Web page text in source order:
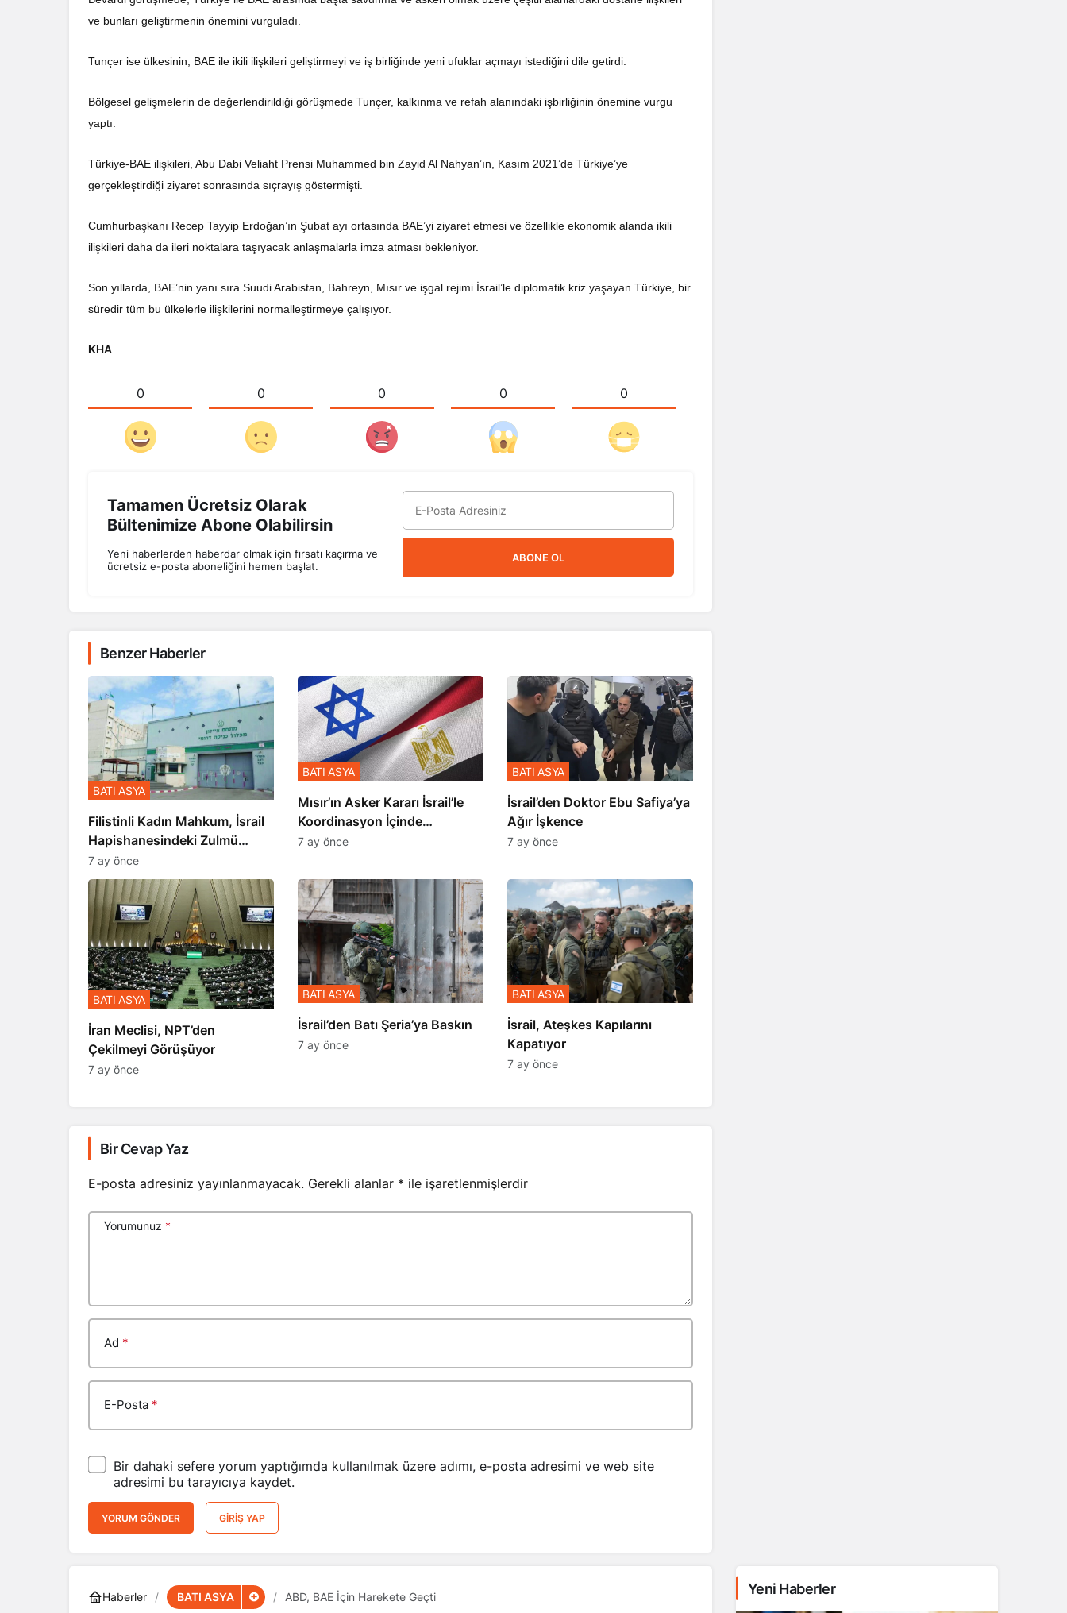
ve bunları geliştirmenin önemini vurguladı.
Tunçer ise ülkesinin, BAE ile ikili ilişkileri geliştirmeyi ve iş birliğinde yeni ufuklar açmayı istediğini dile getirdi.
Bölgesel gelişmelerin de değerlendirildiği görüşmede Tunçer, kalkınma ve refah alanındaki işbirliğinin önemine vurgu
yaptı.
Türkiye-BAE ilişkileri, Abu Dabi Veliaht Prensi Muhammed bin Zayid Al Nahyan’ın, Kasım 2021’de Türkiye’ye
gerçekleştirdiği ziyaret sonrasında sıçrayış göstermişti.
Cumhurbaşkanı Recep Tayyip Erdoğan’ın Şubat ayı ortasında BAE’yi ziyaret etmesi ve özellikle ekonomik alanda ikili
ilişkileri daha da ileri noktalara taşıyacak anlaşmalarla imza atması bekleniyor.
Son yıllarda, BAE’nin yanı sıra Suudi Arabistan, Bahreyn, Mısır ve işgal rejimi İsrail’le diplomatik kriz yaşayan Türkiye, bir
süredir tüm bu ülkelerle ilişkilerini normalleştirmeye çalışıyor.
KHA
0 0 0 0 0
Tamamen Ücretsiz Olarak
Bültenimize Abone Olabilirsin
Yeni haberlerden haberdar olmak için fırsatı kaçırma ve
ücretsiz e-posta aboneliğini hemen başlat.
ABONE OL
Benzer Haberler
Filistinli Kadın Mahkum, İsrail
Hapishanesindeki Zulmü
Anlattı
BATI ASYA
7 ay önce
Mısır’ın Asker Kararı İsrail’le
Koordinasyon İçinde
Gerçekleşmiş
BATI ASYA
7 ay önce
İsrail’den Doktor Ebu Safiya’ya
Ağır İşkence
BATI ASYA
7 ay önce
İran Meclisi, NPT’den
Çekilmeyi Görüşüyor
BATI ASYA
7 ay önce
​​​​​​​İsrail’den Batı Şeria’ya Baskın
BATI ASYA
7 ay önce
İsrail, Ateşkes Kapılarını
Kapatıyor
BATI ASYA
7 ay önce
Bir Cevap Yaz
E-posta adresiniz yayınlanmayacak. Gerekli alanlar * ile işaretlenmişlerdir
Yorumunuz *
Ad *
E-Posta *
Bir dahaki sefere yorum yaptığımda kullanılmak üzere adımı, e-posta adresimi ve web site
adresimi bu tarayıcıya kaydet.
YORUM GÖNDER GIRIŞ YAP
Haberler BATI ASYA ABD, BAE İçin Harekete Geçti Yeni Haberler